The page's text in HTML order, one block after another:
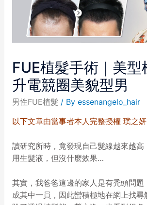
FUE植髮手術｜美型
升電競圈美貌型男
男性FUE植髮 / By essenangelo_hair
以下文章由當事者本人完整授權 璞之
讀研究所時，竟發現自己髮線越來越高
用生髮液，但沒什麼效果…
其實，我爸爸這邊的家人是有禿頭問題
成其中一員，因此蠻積極地在網上找尋